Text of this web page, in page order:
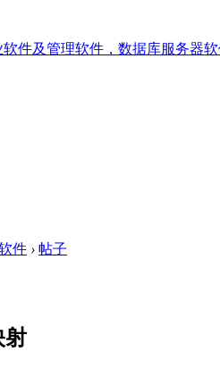
件及管理软件，数据库服务器软
件 › 帖子
射